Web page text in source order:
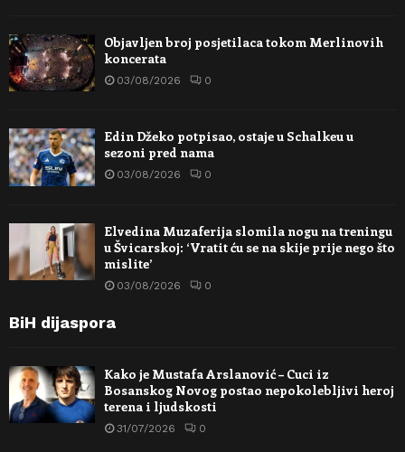
Objavljen broj posjetilaca tokom Merlinovih
koncerata
03/08/2026 0
Edin Džeko potpisao, ostaje u Schalkeu u
sezoni pred nama
03/08/2026 0
Elvedina Muzaferija slomila nogu na treningu
u Švicarskoj: ‘Vratit ću se na skije prije nego što
mislite’
03/08/2026 0
BiH dijaspora
Kako je Mustafa Arslanović – Cuci iz
Bosanskog Novog postao nepokolebljivi heroj
terena i ljudskosti
31/07/2026 0